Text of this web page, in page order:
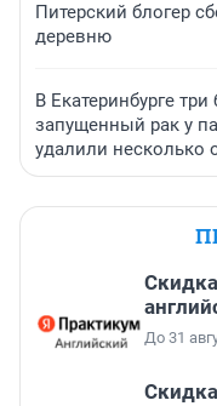
Питерский блогер
деревню
В Екатеринбурге
запущенный рак у
удалили несколько
До 31